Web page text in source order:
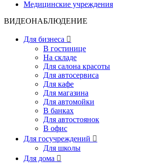
Медицинские учреждения
ВИДЕОНАБЛЮДЕНИЕ
Для бизнеса 
В гостинице
На складе
Для салона красоты
Для автосервиса
Для кафе
Для магазина
Для автомойки
В банках
Для автостоянок
В офис
Для госучреждений 
Для школы
Для дома 